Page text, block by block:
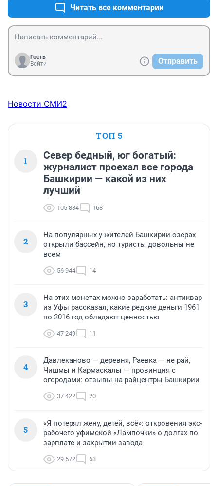
Читать все комментарии
Гость
Войти
Отправить
Новости СМИ2
ТОП 5
1
Север бедный, юг богатый:
журналист проехал все города
Башкирии — какой из них
лучший
105 884 168
2
На популярных у жителей Башкирии озерах
открыли бассейн, но туристы довольны не
всем
56 944 14
3
На этих монетах можно заработать: антиквар
из Уфы рассказал, какие редкие деньги 1961
по 2016 год обладают ценностью
47 249 11
4
Давлеканово — деревня, Раевка — не рай,
Чишмы и Кармаскалы — провинция с
огородами: отзывы на райцентры Башкирии
37 422 20
5
«Я потерял жену, детей, всё»: откровения экс-
рабочего уфимской «Лампочки» о долгах по
зарплате и закрытии завода
29 572 63